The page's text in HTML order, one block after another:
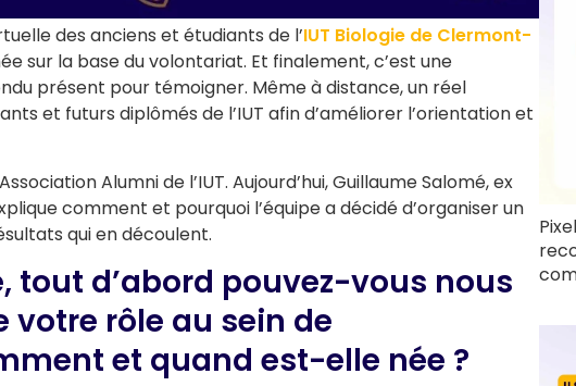
des anciens et étudiants de l’IUT Biologie de Clermont-
sur la base du volontariat. Et finalement, c’est une
présent pour témoigner. Même à distance, un réel
et futurs diplômés de l’IUT afin d’améliorer l’orientation et
Alumni de l’IUT. Aujourd’hui, Guillaume Salomé, ex
comment et pourquoi l’équipe a décidé d’organiser un
qui en découlent.
tout d’abord pouvez-vous nous
votre rôle au sein de
et quand est-elle née ?